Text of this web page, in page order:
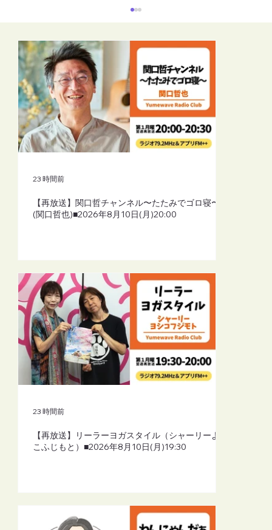
【再放送】リーラーヨガスタイル（シャ
(月)19:30
【再放送】関口哲チャンネル〜たたみでゴロ寝〜
(関口哲也)■2026年8月10日(月)20:00
23 時間前
【再放送】リーラーヨガスタイル（シャーリーよし
こふじもと）■2026年8月10日(月)19:30
23 時間前